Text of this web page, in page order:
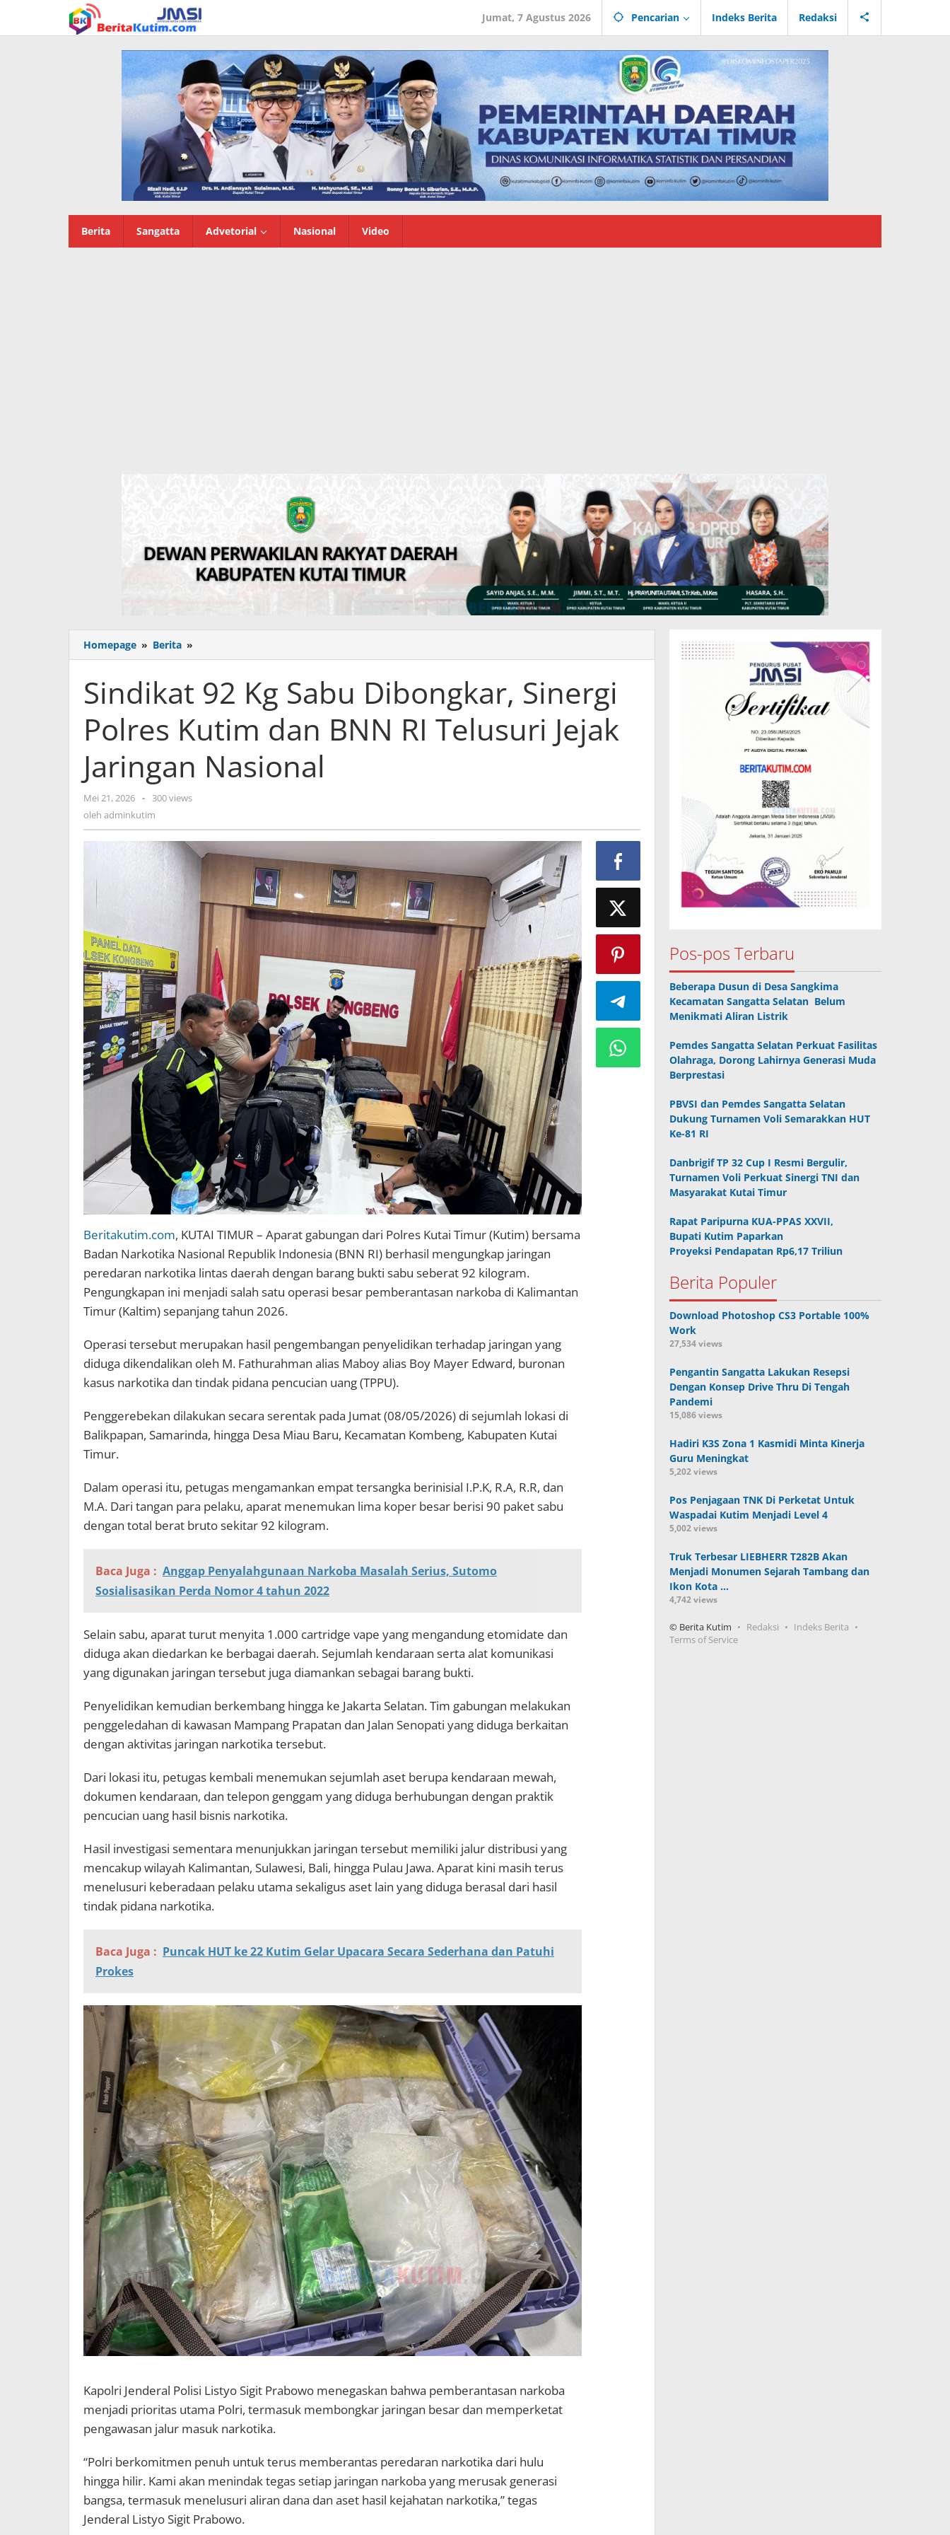
konten
Jumat, 7 Agustus 2026 Pencarian Indeks Berita Redaksi
Berita Sangatta Advetorial Nasional Video
Homepage » Berita »
92
Sabu
Dibongkar,
Sinergi
Polres
dan
BNN
Nasional
Sindikat 92 Kg Sabu Dibongkar, Sinergi
Polres Kutim dan BNN RI Telusuri Jejak
Jaringan Nasional
Mei 21, 2026 oleh
adminkutim
- 300 views
oleh adminkutim
Beritakutim.com, KUTAI TIMUR – Aparat gabungan dari Polres Kutai Timur (Kutim) bersama
Badan Narkotika Nasional Republik Indonesia (BNN RI) berhasil mengungkap jaringan
peredaran narkotika lintas daerah dengan barang bukti sabu seberat 92 kilogram.
Pengungkapan ini menjadi salah satu operasi besar pemberantasan narkoba di Kalimantan
Timur (Kaltim) sepanjang tahun 2026.
Operasi tersebut merupakan hasil pengembangan penyelidikan terhadap jaringan yang
diduga dikendalikan oleh M. Fathurahman alias Maboy alias Boy Mayer Edward, buronan
kasus narkotika dan tindak pidana pencucian uang (TPPU).
Penggerebekan dilakukan secara serentak pada Jumat (08/05/2026) di sejumlah lokasi di
Balikpapan, Samarinda, hingga Desa Miau Baru, Kecamatan Kombeng, Kabupaten Kutai
Timur.
Dalam operasi itu, petugas mengamankan empat tersangka berinisial I.P.K, R.A, R.R, dan
M.A. Dari tangan para pelaku, aparat menemukan lima koper besar berisi 90 paket sabu
dengan total berat bruto sekitar 92 kilogram.
Baca Juga : Anggap Penyalahgunaan Narkoba Masalah Serius, Sutomo
Sosialisasikan Perda Nomor 4 tahun 2022
Selain sabu, aparat turut menyita 1.000 cartridge vape yang mengandung etomidate dan
diduga akan diedarkan ke berbagai daerah. Sejumlah kendaraan serta alat komunikasi
yang digunakan jaringan tersebut juga diamankan sebagai barang bukti.
Penyelidikan kemudian berkembang hingga ke Jakarta Selatan. Tim gabungan melakukan
penggeledahan di kawasan Mampang Prapatan dan Jalan Senopati yang diduga berkaitan
dengan aktivitas jaringan narkotika tersebut.
Dari lokasi itu, petugas kembali menemukan sejumlah aset berupa kendaraan mewah,
dokumen kendaraan, dan telepon genggam yang diduga berhubungan dengan praktik
pencucian uang hasil bisnis narkotika.
Hasil investigasi sementara menunjukkan jaringan tersebut memiliki jalur distribusi yang
mencakup wilayah Kalimantan, Sulawesi, Bali, hingga Pulau Jawa. Aparat kini masih terus
menelusuri keberadaan pelaku utama sekaligus aset lain yang diduga berasal dari hasil
tindak pidana narkotika.
Baca Juga : Puncak HUT ke 22 Kutim Gelar Upacara Secara Sederhana dan Patuhi
Prokes
Kapolri Jenderal Polisi Listyo Sigit Prabowo menegaskan bahwa pemberantasan narkoba
menjadi prioritas utama Polri, termasuk membongkar jaringan besar dan memperketat
pengawasan jalur masuk narkotika.
“Polri berkomitmen penuh untuk terus memberantas peredaran narkotika dari hulu
hingga hilir. Kami akan menindak tegas setiap jaringan narkoba yang merusak generasi
bangsa, termasuk menelusuri aliran dana dan aset hasil kejahatan narkotika,” tegas
Jenderal Listyo Sigit Prabowo.
Pos-pos Terbaru
Beberapa Dusun di Desa Sangkima
Kecamatan Sangatta Selatan Belum
Menikmati Aliran Listrik
Pemdes Sangatta Selatan Perkuat Fasilitas
Olahraga, Dorong Lahirnya Generasi Muda
Berprestasi
PBVSI dan Pemdes Sangatta Selatan
Dukung Turnamen Voli Semarakkan HUT
Ke-81 RI
Danbrigif TP 32 Cup I Resmi Bergulir,
Turnamen Voli Perkuat Sinergi TNI dan
Masyarakat Kutai Timur
Rapat Paripurna KUA-PPAS XXVII,
Bupati Kutim Paparkan
Proyeksi Pendapatan Rp6,17 Triliun
Berita Populer
Download Photoshop CS3 Portable 100%
Work
27,534 views
Pengantin Sangatta Lakukan Resepsi
Dengan Konsep Drive Thru Di Tengah
Pandemi
15,086 views
Hadiri K3S Zona 1 Kasmidi Minta Kinerja
Guru Meningkat
5,202 views
Pos Penjagaan TNK Di Perketat Untuk
Waspadai Kutim Menjadi Level 4
5,002 views
Truk Terbesar LIEBHERR T282B Akan
Menjadi Monumen Sejarah Tambang dan
Ikon Kota …
4,742 views
© Berita Kutim Redaksi
Indeks Berita
Terms of Service